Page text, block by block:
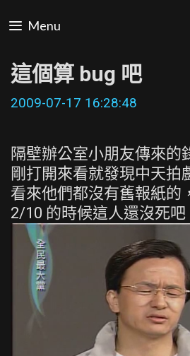
to
Menu
這個算 bug 吧
2009-07-17 16:28:48
隔壁辦公室小朋友傳來的
剛打開來看就發現中天拍
看來他們都沒有舊報紙的，
2/10 的時候這人還沒死吧